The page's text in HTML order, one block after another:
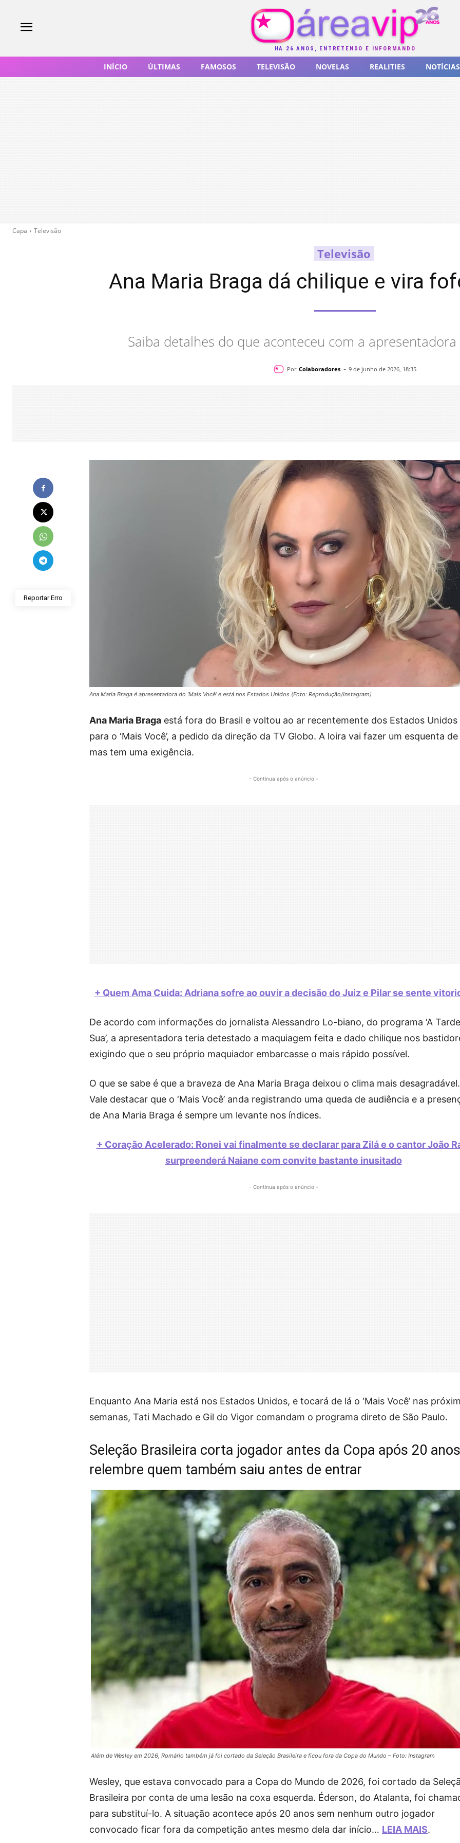
HÁ 26 ANOS, ENTRETENDO E INFORMANDO
INÍCIO ÚLTIMAS FAMOSOS TELEVISÃO NOVELAS REALITIES NOTÍCIAS
Capa Televisão
Televisão
Ana Maria Braga dá chilique e vira
Saiba detalhes do que aconteceu com a
Por: Colaboradores - 9 de junho de 2026, 18:35
Reportar Erro
Ana Maria Braga é apresentadora do ‘Mais Você’ e está nos Estados Unidos (Foto: Reprodução/Instagram)
Ana Maria Braga está fora do Brasil e voltou ao ar recentemente dos Estados Unidos
para o ‘Mais Você’, a pedido da direção da TV Globo. A loira vai fazer um esquenta de
mas tem uma exigência.
- Continua após o anúncio -
+ Quem Ama Cuida: Adriana sofre ao ouvir a decisão do Juiz e Pilar se sente
De acordo com informações do jornalista Alessandro Lo-biano, do programa ‘A
Sua’, a apresentadora teria detestado a maquiagem feita e dado chilique nos
exigindo que o seu próprio maquiador embarcasse o mais rápido possível.
O que se sabe é que a braveza de Ana Maria Braga deixou o clima mais desagradável.
Vale destacar que o ‘Mais Você’ anda registrando uma queda de audiência e a
de Ana Maria Braga é sempre um levante nos índices.
+ Coração Acelerado: Ronei vai finalmente se declarar para Zilá e o cantor João
surpreenderá Naiane com convite bastante inusitado
- Continua após o anúncio -
Enquanto Ana Maria está nos Estados Unidos, e tocará de lá o ‘Mais Você’ nas
semanas, Tati Machado e Gil do Vigor comandam o programa direto de São Paulo.
Seleção Brasileira corta jogador antes da Copa após 20
relembre quem também saiu antes de entrar
Além de Wesley em 2026, Romário também já foi cortado da Seleção Brasileira e ficou fora da Copa do Mundo – Foto: Instagram
Wesley, que estava convocado para a Copa do Mundo de 2026, foi cortado da
Brasileira por conta de uma lesão na coxa esquerda. Éderson, do Atalanta, foi
para substituí-lo. A situação acontece após 20 anos sem nenhum outro jogador
convocado ficar fora da competição antes mesmo dela dar início… LEIA MAIS.